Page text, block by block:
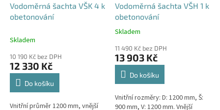
Vodoměrná šachta VŠK 4 k
obetonování
Skladem
10 190 Kč bez DPH
12 330 Kč
Do košíku
Vnitřní průměr 1200 mm, vnější
Vodoměrná šachta VŠH 1 k
obetonování
Průměrné
produktu
je
5,0
hvězdiček.
Skladem
11 490 Kč bez DPH
13 903 Kč
Do košíku
Vnitřní rozměry: D: 1200 mm, Š:
900 mm, V: 1200 mm. Vnější